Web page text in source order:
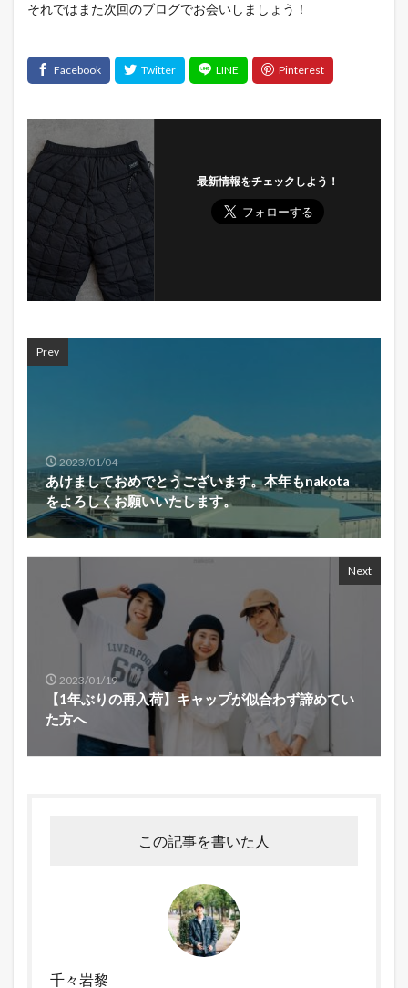
それではまた次回のブログでお会いしましょう！
最新情報をチェックしよう！
Prev
2023/01/04
あけましておめでとうございます。本年もnakota
をよろしくお願いいたします。
Next
2023/01/19
【1年ぶりの再入荷】キャップが似合わず諦めてい
た方へ
この記事を書いた人
千々岩黎